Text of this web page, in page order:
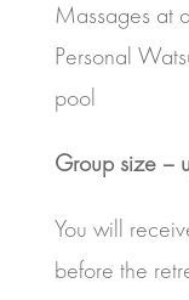
Massages at
Personal
pool
Group size –
You will
before the